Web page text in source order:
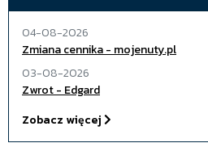
04-08-2026
Zmiana cennika - mojenuty.pl
03-08-2026
Zwrot - Edgard
Zobacz więcej